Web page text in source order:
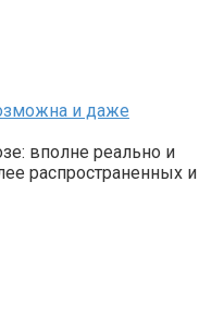
и даже
вполне реально и
распространенных и